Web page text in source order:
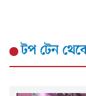
টপ টেন